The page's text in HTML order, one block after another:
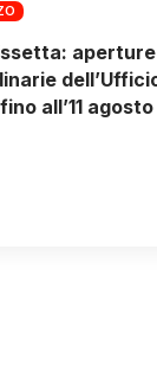
aperture
all’11 agosto